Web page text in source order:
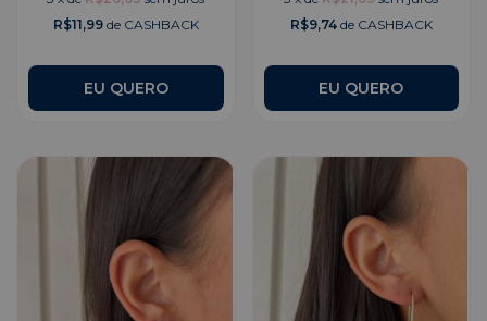
R$11,99de CASHBACK
R$9,74de CASHBACK